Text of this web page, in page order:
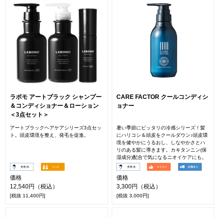
ラボモ アートブラック シャンプー
＆コンディショナー＆ローション
＜3点セット＞
アートブラックヘアケアシリーズ3点セッ
ト。頭皮環境を整え、発毛を促進。
価格
12,540円（税込）
[税抜 11,400円]
CARE FACTOR クールコンディシ
ョナー
暑い季節にピッタリの冷感シリーズ！髪
にハリコシ＆頭皮をクールダウン♪頭皮環
境を健やかにうるおし、しなやかさとハ
リのある髪に導きます。カキタンニン(保
湿成分)配合で気になるニオイケアにも。
価格
3,300円（税込）
[税抜 3,000円]